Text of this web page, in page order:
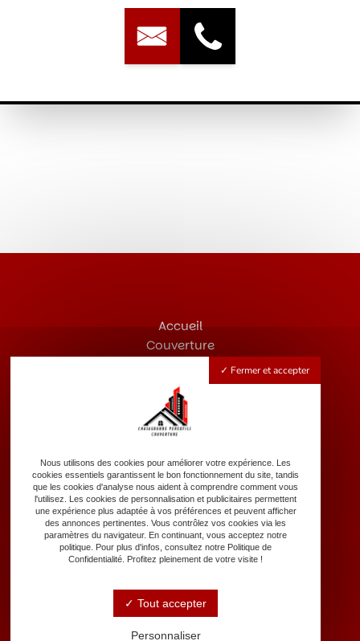
Accueil
Couverture
Rénovation de toiture
Nettoyage de toiture
Dépannage d’urgence
Nos réalisations
Contact
Fermer et accepter
Nous utilisons des cookies pour améliorer votre expérience. Les
cookies essentiels garantissent le bon fonctionnement du site, tandis
que les cookies d'analyse nous aident à comprendre comment vous
l'utilisez. Les cookies de personnalisation et publicitaires permettent
une expérience plus adaptée à vos préférences et peuvent afficher
des annonces pertinentes. Vous contrôlez vos cookies via les
paramètres du navigateur. En continuant, vous acceptez notre
politique. Pour plus d'infos, consultez notre Politique de
Confidentialité. Profitez pleinement de votre visite !
Tout accepter
Personnaliser